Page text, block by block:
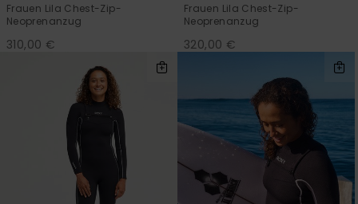
Frauen Lila Chest-Zip-
Neoprenanzug
310,00 €
Frauen Lila Chest-Zip-
Neoprenanzug
320,00 €